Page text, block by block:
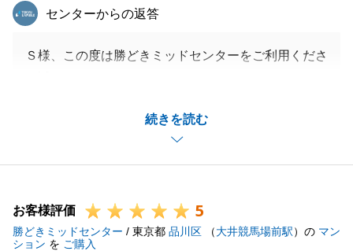
続きを読む
東急リバブル
センターからの返答
Ｓ様、この度は勝どきミッドセンターをご利用くださ
こと、重ねての弊社へのご依頼、感謝申し上げます。
何より、Ｓ様にご満足いただけた事が何より嬉しいで
す。
いたします。
お客様評価 5
勝どきミッドセンター / 東京都 品川区 （大井競馬場前駅）の マン
ション を ご購入